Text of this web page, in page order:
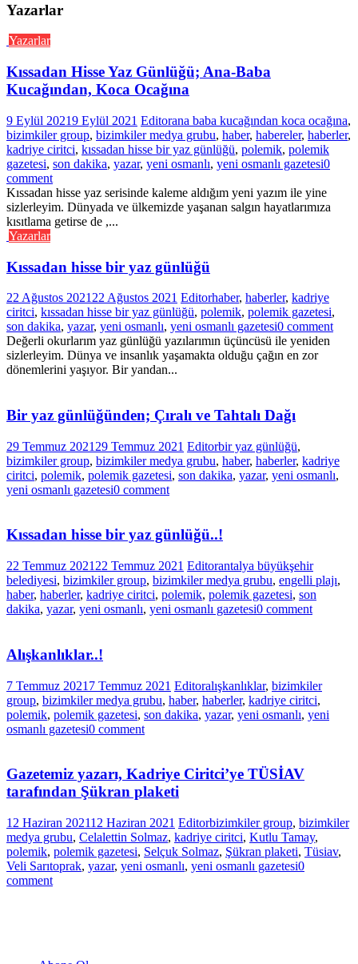
Yazarlar
Yazarlar
Kıssadan Hisse Yaz Günlüğü; Ana-Baba
Kucağından, Koca Ocağına
9 Eylül 20219 Eylül 2021 Editorana baba kucağından koca ocağına,
bizimkiler group, bizimkiler medya grubu, haber, habereler, haberler,
kadriye ciritci, kıssadan hisse bir yaz günlüğü, polemik, polemik
gazetesi, son dakika, yazar, yeni osmanlı, yeni osmanlı gazetesi0
comment
Kıssadan hisse yaz serisinde kaleme aldığım yeni yazım ile yine
sizlerleyim. Dünyada ve ülkemizde yaşanan salgın hayatlarımıza
kısıtlama getirse de ,...
Yazarlar
Kıssadan hisse bir yaz günlüğü
22 Ağustos 2021 22 Ağustos 2021 Editorhaber, haberler, kadriye
ciritci, kıssadan hisse bir yaz günlüğü, polemik, polemik gazetesi,
son dakika, yazar, yeni osmanlı, yeni osmanlı gazetesi0 comment
Değerli okurlarım yaz günlüğü yazılarımın üçüncüsü ile yeniden
sizlerleyim. Dünya ve insanlık yaşamakta olduğu çağın en zor
dönemlerini yaşıyor. Bir yandan...
Bir yaz günlüğünden; Çıralı ve Tahtalı Dağı
29 Temmuz 2021 29 Temmuz 2021 Editorbir yaz günlüğü,
bizimkiler group, bizimkiler medya grubu, haber, haberler, kadriye
ciritci, polemik, polemik gazetesi, son dakika, yazar, yeni osmanlı,
yeni osmanlı gazetesi0 comment
Kıssadan hisse bir yaz günlüğü..!
22 Temmuz 2021 22 Temmuz 2021 Editorantalya büyükşehir
belediyesi, bizimkiler group, bizimkiler medya grubu, engelli plajı,
haber, haberler, kadriye ciritci, polemik, polemik gazetesi, son
dakika, yazar, yeni osmanlı, yeni osmanlı gazetesi0 comment
Alışkanlıklar..!
7 Temmuz 2021 7 Temmuz 2021 Editoralışkanlıklar, bizimkiler
group, bizimkiler medya grubu, haber, haberler, kadriye ciritci,
polemik, polemik gazetesi, son dakika, yazar, yeni osmanlı, yeni
osmanlı gazetesi0 comment
Gazetemiz yazarı, Kadriye Ciritci’ye TÜSİAV
tarafından Şükran plaketi
12 Haziran 202112 Haziran 2021 Editorbizimkiler group, bizimkiler
medya grubu, Celalettin Solmaz, kadriye ciritci, Kutlu Tamay,
polemik, polemik gazetesi, Selçuk Solmaz, Şükran plaketi, Tüsiav,
Veli Sarıtoprak, yazar, yeni osmanlı, yeni osmanlı gazetesi0
comment